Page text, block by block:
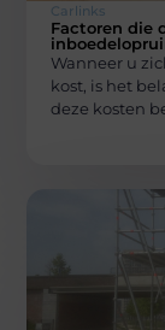
Carlinks
Factoren die
Wanneer u
kost, is het
deze kosten